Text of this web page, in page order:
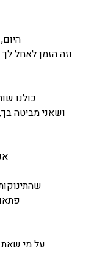
וזה הזמן לאחל
כולנו
ושאני מביטה
על מי שאת